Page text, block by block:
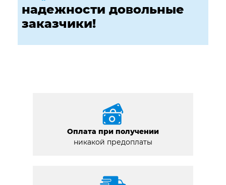
надежности довольные
заказчики!
Оплата при получении
никакой предоплаты